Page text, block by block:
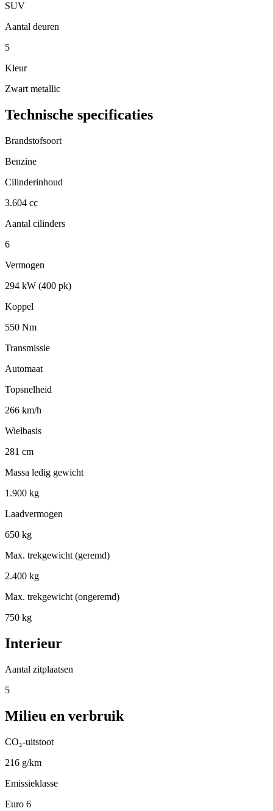
SUV
Aantal deuren
5
Kleur
Zwart metallic
Technische specificaties
Brandstofsoort
Benzine
Cilinderinhoud
3.604 cc
Aantal cilinders
6
Vermogen
294 kW (400 pk)
Koppel
550 Nm
Transmissie
Automaat
Topsnelheid
266 km/h
Wielbasis
281 cm
Massa ledig gewicht
1.900 kg
Laadvermogen
650 kg
Max. trekgewicht (geremd)
2.400 kg
Max. trekgewicht (ongeremd)
750 kg
Interieur
Aantal zitplaatsen
5
Milieu en verbruik
CO₂-uitstoot
216 g/km
Emissieklasse
Euro 6